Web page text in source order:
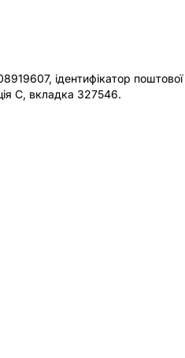
ідентифікатор
C, вкладка 327546.